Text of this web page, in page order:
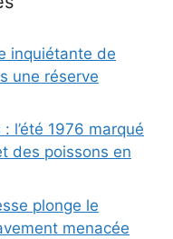
inquiétante de
une réserve
l’été 1976 marqué
des poissons en
plonge le
menacée